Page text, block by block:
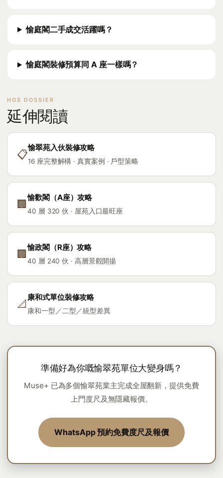
愉庭閣二手成交活躍嗎？
愉庭閣裝修預算同 A 座一樣嗎？
延伸閱讀
📋
愉翠苑入伙裝修攻略
16 座完整解構 · 真實案例 · 戶型策略
🏢
愉歡閣（A座）攻略
40 層 320 伙 · 屋苑入口最旺座
🏢
愉政閣（R座）攻略
40 層 240 伙 · 高層景觀開揚
📐
康和式單位裝修攻略
康和一型／二型／統型差異
準備好為你嘅愉翠苑單位大變身嗎？
Muse+ 已為多個愉翠苑業主完成全屋翻新，提供免費
上門度尺及無隱藏報價。
WhatsApp 預約免費度尺及報價